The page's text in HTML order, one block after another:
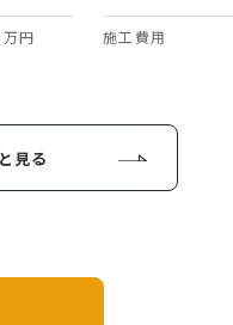
円 施工費用
見る